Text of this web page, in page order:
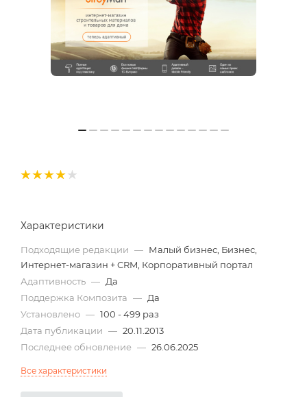
Характеристики
Подходящие редакции — Малый бизнес, Бизнес,
Интернет-магазин + CRM, Корпоративный портал
Адаптивность — Да
Поддержка Композита — Да
Установлено — 100 - 499 раз
Дата публикации — 20.11.2013
Последнее обновление — 26.06.2025
Все характеристики